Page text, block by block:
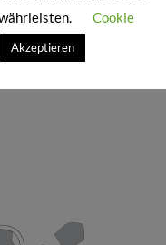
Cookie
Akzeptieren